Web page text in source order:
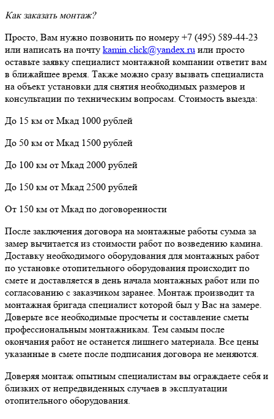
Как заказать монтаж?
Просто, Вам нужно позвонить по номеру +7 (495) 589-44-23
или написать на почту kamin.click@yandex.ru или просто
оставьте заявку специалист монтажной компании ответит вам
в ближайшее время. Также можно сразу вызвать специалиста
на объект установки для снятия необходимых размеров и
консультации по техническим вопросам. Стоимость выезда:
До 15 км от Мкад 1000 рублей
До 50 км от Мкад 1500 рублей
До 100 км от Мкад 2000 рублей
До 150 км от Мкад 2500 рублей
От 150 км от Мкад по договоренности
После заключения договора на монтажные работы сумма за
замер вычитается из стоимости работ по возведению камина.
Доставку необходимого оборудования для монтажных работ
по установке отопительного оборудования происходит по
смете и доставляется в день начала монтажных работ или по
согласованию с заказчиком заранее. Монтаж производит та
монтажная бригада специалист которой был у Вас на замере.
Доверьте все необходимые просчеты и составление сметы
профессиональным монтажникам. Тем самым после
окончания работ не останется лишнего материала. Все цены
указанные в смете после подписания договора не меняются.
Доверяя монтаж опытным специалистам вы ограждаете себя и
близких от непредвиденных случаев в эксплуатации
отопительного оборудования.